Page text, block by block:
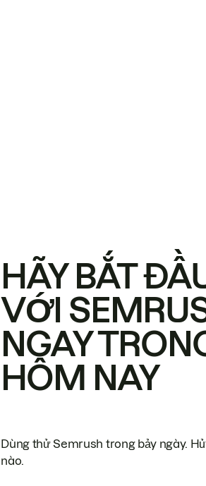
HÃY BẮT
VỚI
NGAY
HÔM NAY
Dùng thử Semrush trong bảy ngày.
nào.